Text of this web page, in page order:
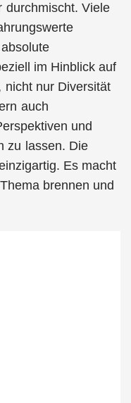
durchmischt. Viele
im Hinblick auf
nicht nur Diversität
auch
und
zu lassen. Die
Es macht
brennen und